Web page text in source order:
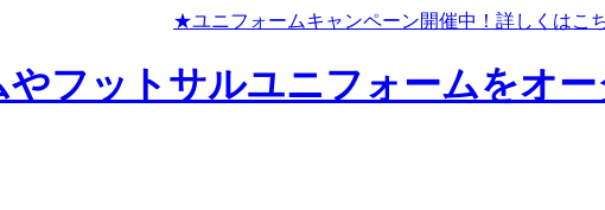
★ユニフォームキャンペーン開催中！詳しくはこ
フットサルユニフォームをオ